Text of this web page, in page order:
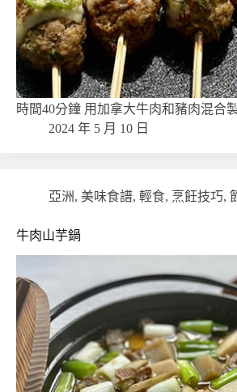
時間40分鐘 用加拿大牛肉和豬肉混合
2024 年 5 月 10 日
亞洲, 美味食譜, 輕食, 烹飪技巧,
牛肉山芋鍋